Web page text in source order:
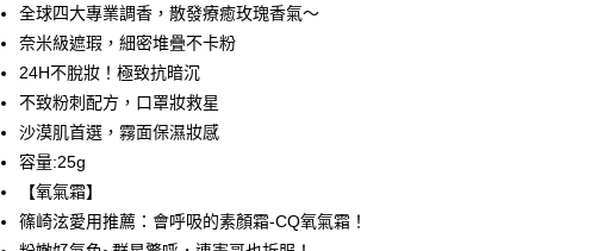
Apple Pay
街口支付
悠遊付
ATM付款
運送方式
全球四大專業調香，散發療癒玫瑰香氣～
奈米級遮瑕，細密堆疊不卡粉
24H不脫妝！極致抗暗沉
不致粉刺配方，口罩妝救星
沙漠肌首選，霧面保濕妝感
容量:25g
【氧氣霜】
篠崎泫愛用推薦：會呼吸的素顏霜-CQ氧氣霜！